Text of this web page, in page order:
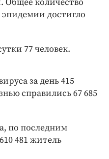
Общее количество
достигло
77 человек.
за день 415
справились 67 685
по последним
481 житель